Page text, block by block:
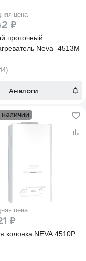
цена
₽
проточный
Neva -4513М
Аналоги
цена
₽
колонка NEVA 4510Р